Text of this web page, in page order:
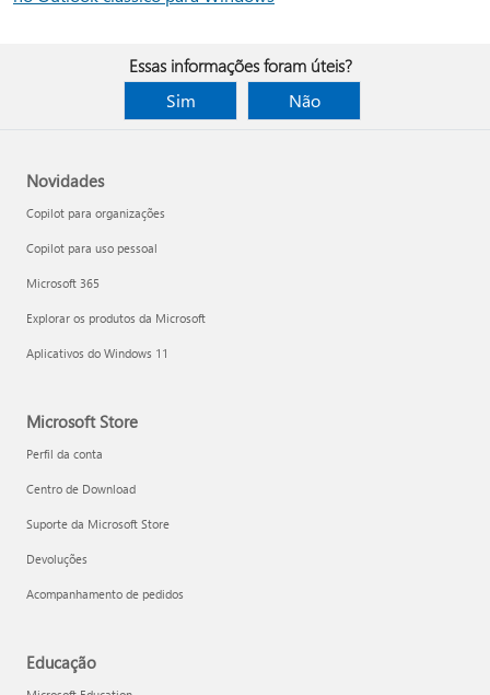
Essas informações foram úteis?
Sim
Não
Novidades
Copilot para organizações
Copilot para uso pessoal
Microsoft 365
Explorar os produtos da Microsoft
Aplicativos do Windows 11
Microsoft Store
Perfil da conta
Centro de Download
Suporte da Microsoft Store
Devoluções
Acompanhamento de pedidos
Educação